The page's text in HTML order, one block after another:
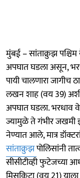
मुंबई – सांताक्रुझ
अपघात घडला असून,
पायी चालणारा
लखन शाह (वय 39)
अपघात घडला. भरधाव
ज्यामुळे ते गंभीर जखमी
नेण्यात आले, मात्र
सांताक्रुझपोलिसांनी
सीसीटीव्ही फुटेजच्या